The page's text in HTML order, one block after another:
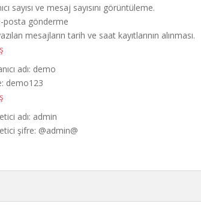
sayısı ve mesaj sayısını görüntüleme.
posta gönderme
mesajların tarih ve saat kayıtlarının alınması.
adı: demo
demo123
adı: admin
şifre: @admin@